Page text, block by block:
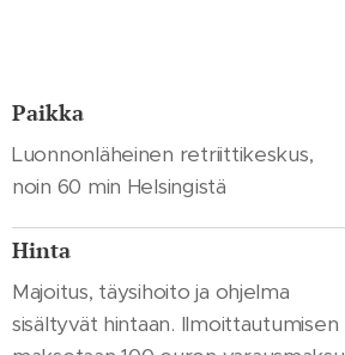
Paikka
Luonnonläheinen retriittikeskus,
noin 60 min Helsingistä
Hinta
Majoitus, täysihoito ja ohjelma
sisältyvät hintaan. Ilmoittautumisen